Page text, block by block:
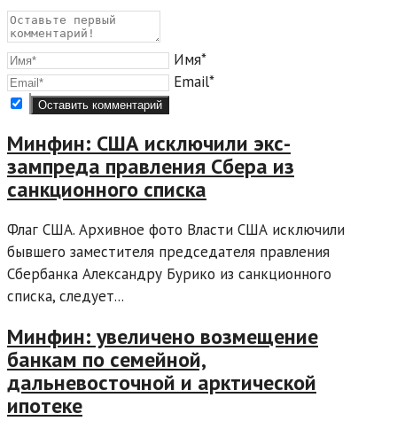
Имя*
Email*
Минфин: США исключили экс-
зампреда правления Сбера из
санкционного списка
Флаг США. Архивное фото Власти США исключили
бывшего заместителя председателя правления
Сбербанка Александру Бурико из санкционного
списка, следует...
Минфин: увеличено возмещение
банкам по семейной,
дальневосточной и арктической
ипотеке